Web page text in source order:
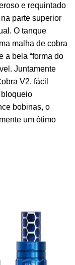
e requintado
parte superior
O tanque
malha de cobra
a bela “forma do
Juntamente
V2, fácil
bobinas, o
um ótimo